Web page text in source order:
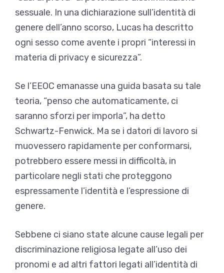
sessuale. In una dichiarazione sull’identità di
genere dell’anno scorso, Lucas ha descritto
ogni sesso come avente i propri “interessi in
materia di privacy e sicurezza”.
Se l’EEOC emanasse una guida basata su tale
teoria, “penso che automaticamente, ci
saranno sforzi per imporla”, ha detto
Schwartz-Fenwick. Ma se i datori di lavoro si
muovessero rapidamente per conformarsi,
potrebbero essere messi in difficoltà, in
particolare negli stati che proteggono
espressamente l’identità e l’espressione di
genere.
Sebbene ci siano state alcune cause legali per
discriminazione religiosa legate all’uso dei
pronomi e ad altri fattori legati all’identità di